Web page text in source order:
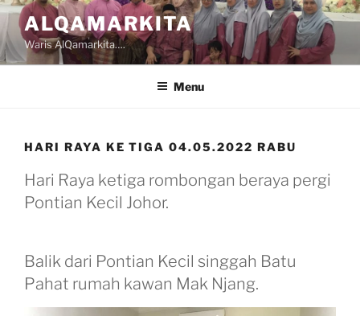
Skip
to
content
ALQAMARKITA
Waris AlQamarkita….
Menu
HARI RAYA KE TIGA 04.05.2022 RABU
Hari Raya ketiga rombongan beraya pergi
Pontian Kecil Johor.
Balik dari Pontian Kecil singgah Batu
Pahat rumah kawan Mak Njang.